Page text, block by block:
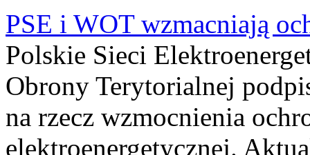
PSE i WOT wzmacniają
Polskie Sieci
Obrony Terytorialnej
na rzecz wzmocnienia
elektroenergetycznej.